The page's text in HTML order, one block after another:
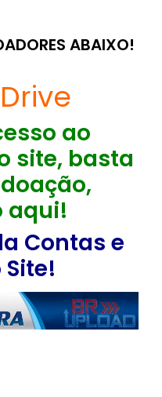
ABAIXO!
Drive
ao
site, basta
aqui!
Contas e